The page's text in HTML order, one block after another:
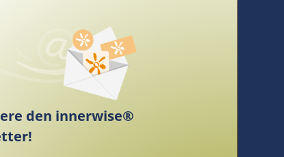
den innerwise®